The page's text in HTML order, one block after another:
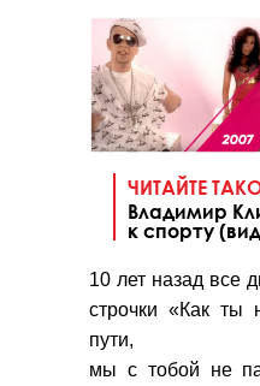
ЧИТАЙТЕ
Владимир
к спорту
10 лет назад все
строчки «Как ты
пути,
мы с тобой не